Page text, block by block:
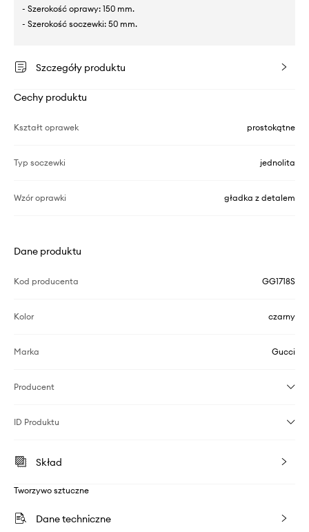
- Szerokość oprawy: 150 mm.
- Szerokość soczewki: 50 mm.
Szczegóły produktu
Cechy produktu
Kształt oprawek prostokątne
Typ soczewki jednolita
Wzór oprawki gładka z detalem
Dane produktu
Kod producenta GG1718S
Kolor czarny
Marka Gucci
Producent
ID Produktu
Skład
Tworzywo sztuczne
Dane techniczne